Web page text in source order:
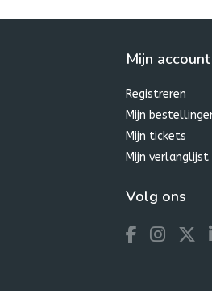
Mijn account
Registreren
Mijn
Mijn tickets
Mijn verlanglijst
Volg ons